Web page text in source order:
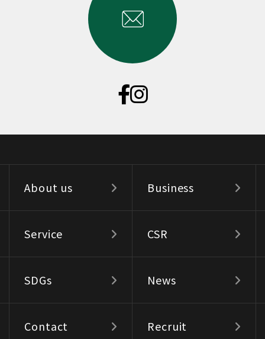
About us Business
Service CSR
SDGs News
Contact Recruit